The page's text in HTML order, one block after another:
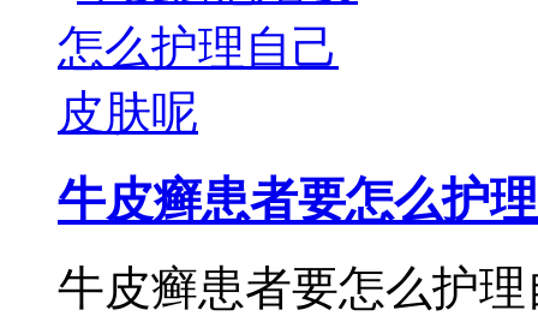
牛皮癣患者要怎么护理
牛皮癣患者要怎么护